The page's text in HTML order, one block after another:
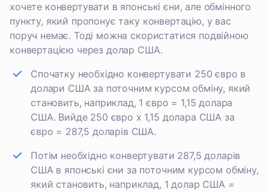
хочете конвертувати в японські єни, але обмінного
пункту, який пропонує таку конвертацію, у вас
поруч немає. Тоді можна скористатися подвійною
конвертацією через долар США.
Спочатку необхідно конвертувати 250 євро в
долари США за поточним курсом обміну, який
становить, наприклад, 1 євро = 1,15 долара
США. Вийде 250 євро x 1,15 долара США за
євро = 287,5 доларів США.
Потім необхідно конвертувати 287,5 доларів
США в японські єни за поточним курсом обміну,
який становить, наприклад, 1 долар США =